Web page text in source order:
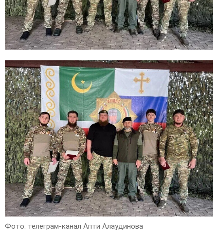
Фото: телеграм-канал Апти Алаудинова